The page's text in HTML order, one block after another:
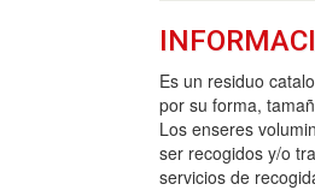
Es un residuo
por su forma,
Los enseres
ser recogidos y/o
servicios de